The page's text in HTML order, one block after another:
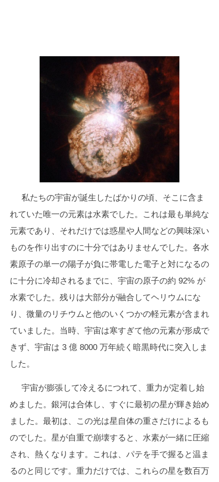
私たちの宇宙が誕生したばかりの頃、そこに含ま
れていた唯一の元素は水素でした。これは最も単純な
元素であり、それだけでは惑星や人間などの興味深い
ものを作り出すのに十分ではありませんでした。各水
素原子の単一の陽子が負に帯電した電子と対になるの
に十分に冷却されるまでに、宇宙の原子の約 92% が
水素でした。残りは大部分が融合してヘリウムにな
り、微量のリチウムと他のいくつかの軽元素が含まれ
ていました。当時、宇宙は寒すぎて他の元素が形成で
きず、宇宙は 3 億 8000 万年続く暗黒時代に突入しま
した。
宇宙が膨張して冷えるにつれて、重力が定着し始
めました。銀河は合体し、すぐに最初の星が輝き始め
ました。最初は、この光は星自体の重さだけによるも
のでした。星が自重で崩壊すると、水素が一緒に圧縮
され、熱くなります。これは、パテを手で握ると温ま
るのと同じです。重力だけでは、これらの星を数百万